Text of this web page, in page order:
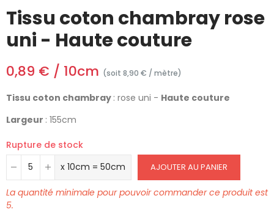
Tissu coton chambray rose
uni - Haute couture
0,89 € / 10cm (soit 8,90 € / mètre)
Tissu coton chambray : rose uni - Haute couture
Largeur : 155cm
Rupture de stock
x 10cm = 50cm
AJOUTER AU PANIER
La quantité minimale pour pouvoir commander ce produit est
5.